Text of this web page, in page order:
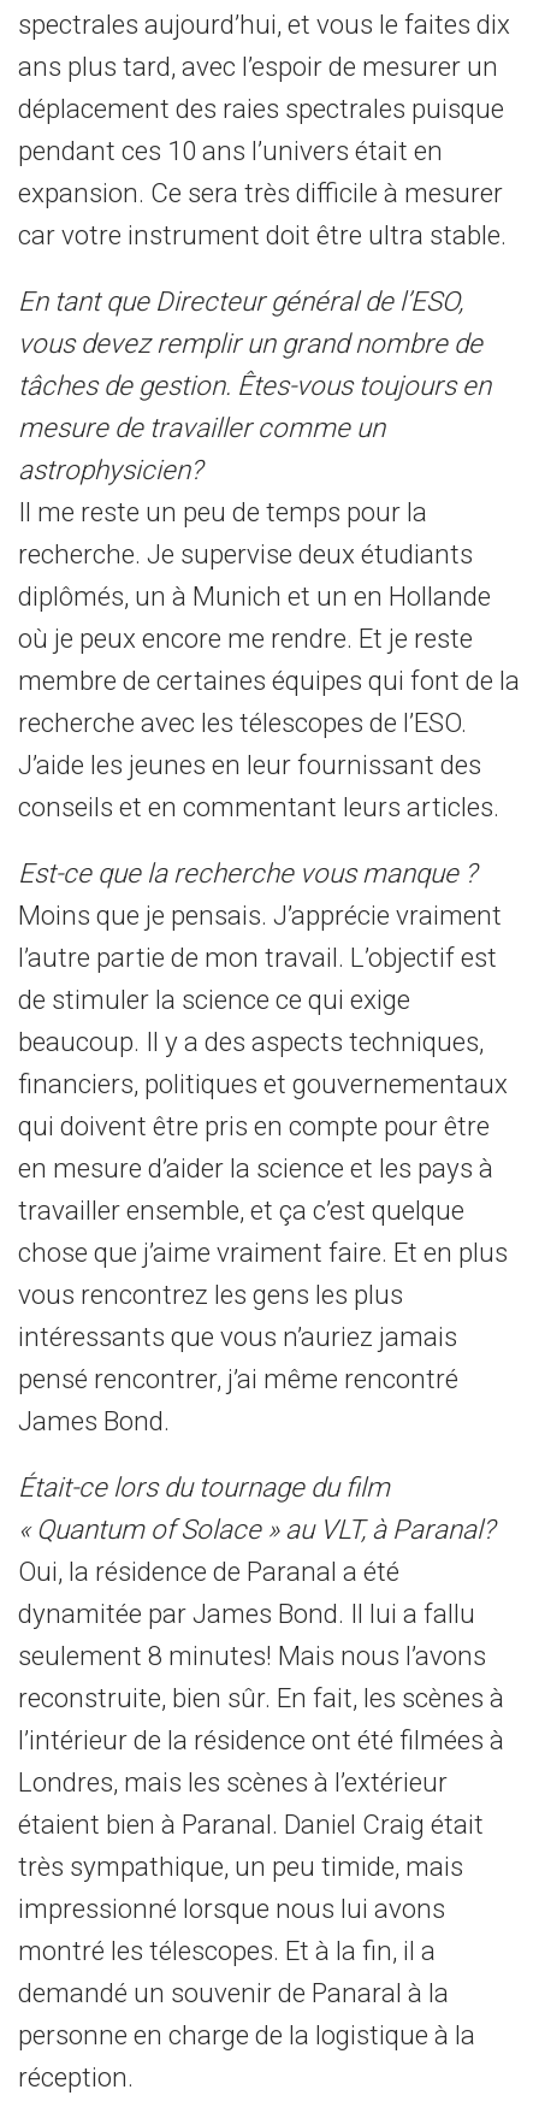
spectrales aujourd’hui, et vous le faites dix
ans plus tard, avec l’espoir de mesurer un
déplacement des raies spectrales puisque
pendant ces 10 ans l’univers était en
expansion. Ce sera très difficile à mesurer
car votre instrument doit être ultra stable.
En tant que Directeur général de l’ESO,
vous devez remplir un grand nombre de
tâches de gestion. Êtes-vous toujours en
mesure de travailler comme un
astrophysicien?
Il me reste un peu de temps pour la
recherche. Je supervise deux étudiants
diplômés, un à Munich et un en Hollande
où je peux encore me rendre. Et je reste
membre de certaines équipes qui font de la
recherche avec les télescopes de l’ESO.
J’aide les jeunes en leur fournissant des
conseils et en commentant leurs articles.
Est-ce que la recherche vous manque ?
Moins que je pensais. J’apprécie vraiment
l’autre partie de mon travail. L’objectif est
de stimuler la science ce qui exige
beaucoup. Il y a des aspects techniques,
financiers, politiques et gouvernementaux
qui doivent être pris en compte pour être
en mesure d’aider la science et les pays à
travailler ensemble, et ça c’est quelque
chose que j’aime vraiment faire. Et en plus
vous rencontrez les gens les plus
intéressants que vous n’auriez jamais
pensé rencontrer, j’ai même rencontré
James Bond.
Était-ce lors du tournage du film
« Quantum of Solace » au VLT, à Paranal?
Oui, la résidence de Paranal a été
dynamitée par James Bond. Il lui a fallu
seulement 8 minutes! Mais nous l’avons
reconstruite, bien sûr. En fait, les scènes à
l’intérieur de la résidence ont été filmées à
Londres, mais les scènes à l’extérieur
étaient bien à Paranal. Daniel Craig était
très sympathique, un peu timide, mais
impressionné lorsque nous lui avons
montré les télescopes. Et à la fin, il a
demandé un souvenir de Panaral à la
personne en charge de la logistique à la
réception.